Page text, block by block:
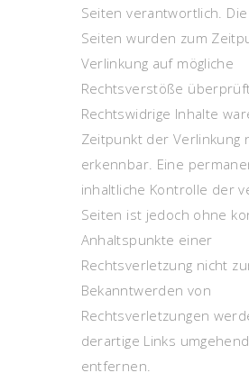
Seiten verantwortlich.
Seiten wurden zum
Verlinkung auf mögliche
Rechtsverstöße
Rechtswidrige Inhalte
Zeitpunkt der Verlinkung
erkennbar. Eine
inhaltliche Kontrolle der
Seiten ist jedoch ohne
Anhaltspunkte einer
Rechtsverletzung nicht
Bekanntwerden von
Rechtsverletzungen
derartige Links umgehend
entfernen.